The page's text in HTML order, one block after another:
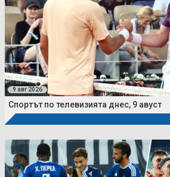
9 авг 2026
Спортът по телевизията днес, 9 авуст